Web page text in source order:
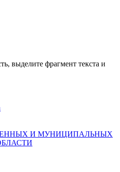
выделите фрагмент текста и